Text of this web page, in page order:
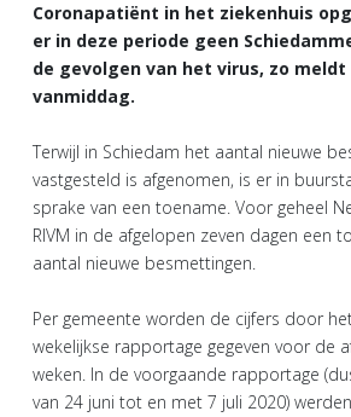
Coronapatiënt in het ziekenhuis
er in deze periode geen
de gevolgen van het virus, zo meldt
vanmiddag.
Terwijl in Schiedam het aantal nieuwe
vastgesteld is afgenomen, is er in
sprake van een toename. Voor geheel
RIVM in de afgelopen zeven dagen een
aantal nieuwe besmettingen.
Per gemeente worden de cijfers door
wekelijkse rapportage gegeven voor de
weken. In de voorgaande rapportage
van 24 juni tot en met 7 juli 2020)